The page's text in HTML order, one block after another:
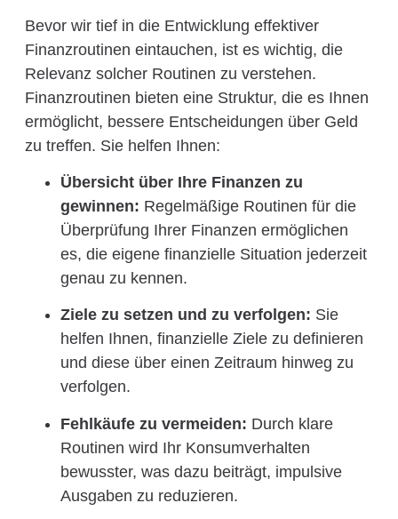
Bevor wir tief in die Entwicklung effektiver
Finanzroutinen eintauchen, ist es wichtig, die
Relevanz solcher Routinen zu verstehen.
Finanzroutinen bieten eine Struktur, die es Ihnen
ermöglicht, bessere Entscheidungen über Geld
zu treffen. Sie helfen Ihnen:
Übersicht über Ihre Finanzen zu
gewinnen: Regelmäßige Routinen für die
Überprüfung Ihrer Finanzen ermöglichen
es, die eigene finanzielle Situation jederzeit
genau zu kennen.
Ziele zu setzen und zu verfolgen: Sie
helfen Ihnen, finanzielle Ziele zu definieren
und diese über einen Zeitraum hinweg zu
verfolgen.
Fehlkäufe zu vermeiden: Durch klare
Routinen wird Ihr Konsumverhalten
bewusster, was dazu beiträgt, impulsive
Ausgaben zu reduzieren.